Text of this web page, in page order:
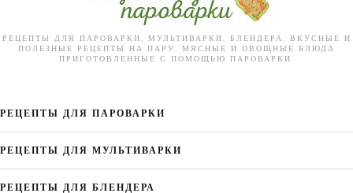
РЕЦЕПТЫ ДЛЯ ПАРОВАРКИ, МУЛЬТИВАРКИ, БЛЕНДЕРА. ВКУСНЫЕ И
ПОЛЕЗНЫЕ РЕЦЕПТЫ НА ПАРУ. МЯСНЫЕ И ОВОЩНЫЕ БЛЮДА
ПРИГОТОВЛЕННЫЕ С ПОМОЩЬЮ ПАРОВАРКИ.
РЕЦЕПТЫ ДЛЯ ПАРОВАРКИ
РЕЦЕПТЫ ДЛЯ МУЛЬТИВАРКИ
РЕЦЕПТЫ ДЛЯ БЛЕНДЕРА